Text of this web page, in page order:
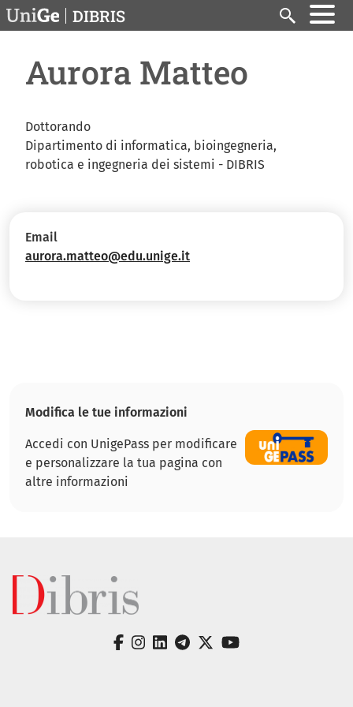
Salta al contenuto principale
DIBRIS Search
Aurora Matteo
Dottorando
Dipartimento di informatica, bioingegneria,
robotica e ingegneria dei sistemi - DIBRIS
Email
aurora.matteo@edu.unige.it
Modifica le tue informazioni
Accedi con UnigePass per modificare
e personalizzare la tua pagina con
altre informazioni
facebook
instagram
linkedin
telegram
twitteryoutube